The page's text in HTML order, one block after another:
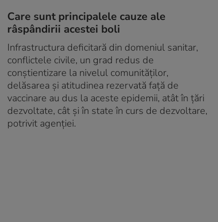
Care sunt principalele cauze ale
râspândirii acestei boli
Infrastructura deficitară din domeniul sanitar,
conflictele civile, un grad redus de
conştientizare la nivelul comunităţilor,
delăsarea şi atitudinea rezervată faţă de
vaccinare au dus la aceste epidemii, atât în ţări
dezvoltate, cât şi în state în curs de dezvoltare,
potrivit agenţiei.